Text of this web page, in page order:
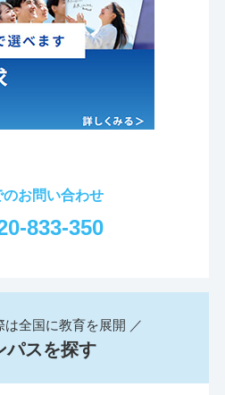
のお問い合わせ
833-350
は全国に教育を展開 ／
パスを探す